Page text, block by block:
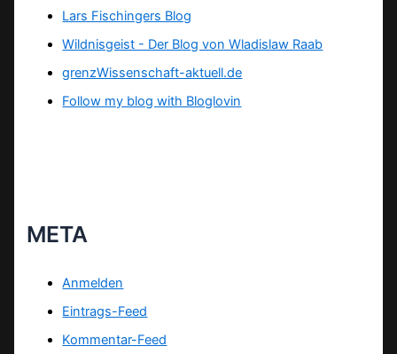
Lars Fischingers Blog
Wildnisgeist - Der Blog von Wladislaw Raab
grenzWissenschaft-aktuell.de
Follow my blog with Bloglovin
META
Anmelden
Eintrags-Feed
Kommentar-Feed